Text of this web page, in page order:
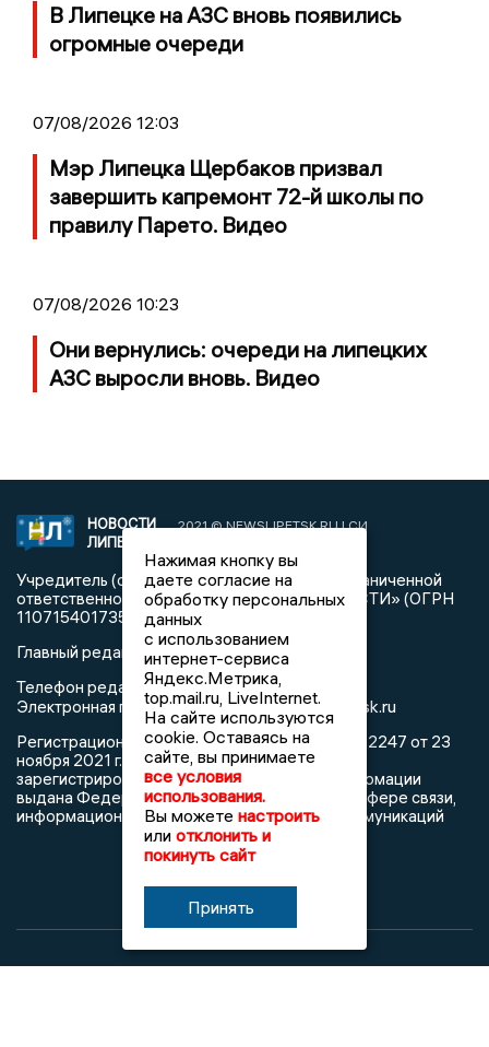
В Липецке на АЗС вновь появились
огромные очереди
07/08/2026 12:03
Мэр Липецка Щербаков призвал
завершить капремонт 72-й школы по
правилу Парето. Видео
07/08/2026 10:23
Они вернулись: очереди на липецких
АЗС выросли вновь. Видео
НОВОСТИ
ЛИПЕЦКА
2021 © NEWSLIPETSK.RU | СИ
Учредитель (соучредители): Общество с ограниченной
ответственностью «РЕГИОНАЛЬНЫЕ НОВОСТИ» (ОГРН
1107154017354)
Главный редактор: Герцог Е.Г.
Телефон редакции: +7 903 699 9427
Электронная почта редакции:info@newslipetsk.ru
Регистрационный номер: серия Эл № ФС77-82247 от 23
ноября 2021 г. согласно выписке из реестра
зарегистрированных средств массовой информации
выдана Федеральной службой по надзору в сфере связи,
информационных технологий и массовых коммуникаций
Нажимая кнопку вы
даете согласие на
обработку персональных
данных
с использованием
интернет-сервиса
Яндекс.Метрика,
top.mail.ru, LiveInternet.
На сайте используются
cookie. Оставаясь на
сайте, вы принимаете
все условия
использования.
Вы можете настроить
или отклонить и
покинуть сайт
Принять